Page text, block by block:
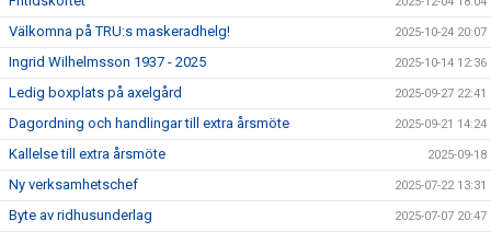
Välkomna på TRU:s maskeradhelg! 2025-10-24 20:07
Ingrid Wilhelmsson 1937 - 2025 2025-10-14 12:36
Ledig boxplats på axelgård 2025-09-27 22:41
Dagordning och handlingar till extra årsmöte 2025-09-21 14:24
Kallelse till extra årsmöte 2025-09-18
Ny verksamhetschef 2025-07-22 13:31
Byte av ridhusunderlag 2025-07-07 20:47